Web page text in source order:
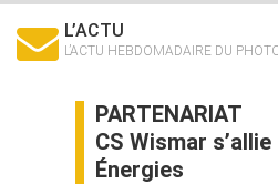
L’ACTU
L’ACTU HEBDOMADAIRE DU
PARTENARIAT
CS Wismar
Énergies